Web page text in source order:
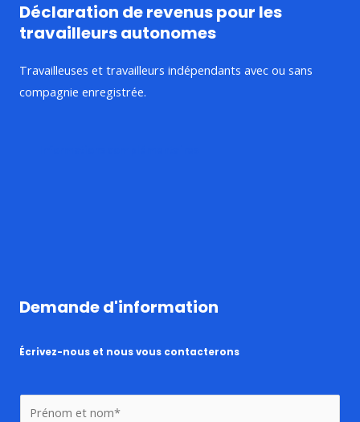
Déclaration de revenus pour les
travailleurs autonomes
Travailleuses et travailleurs indépendants avec ou sans
compagnie enregistrée.
Demande d'information
Écrivez-nous et nous vous contacterons